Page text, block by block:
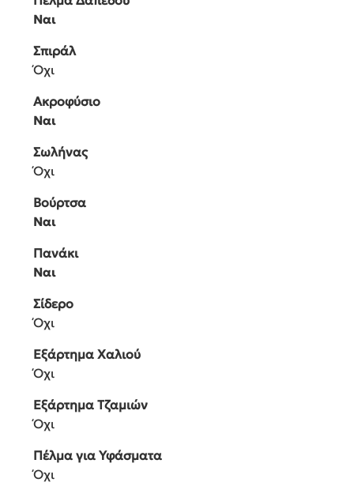
Ναι
Τροχήλατο
Ναι
Σφουγγάρισμα
Ναι
με Αναρρόφηση
Όχι
Αφαιρούμενος Κάδος
Όχι
Εξαρτήματα
Πέλμα Δαπέδου
Σπιράλ
Ακροφύσιο
Σωλήνας
Βούρτσα